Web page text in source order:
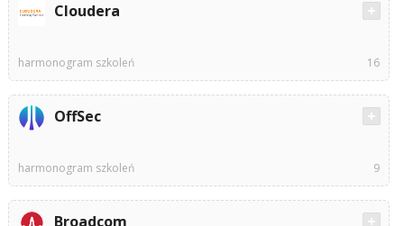
Cloudera
harmonogram szkoleń 16
OffSec
harmonogram szkoleń 9
Broadcom